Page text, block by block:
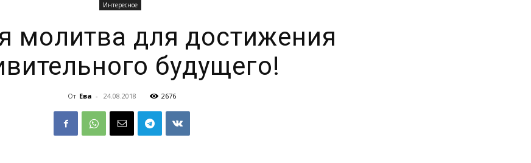
Интересное
молитва для достижения
будущего!
От Ева - 24.08.2018 2676